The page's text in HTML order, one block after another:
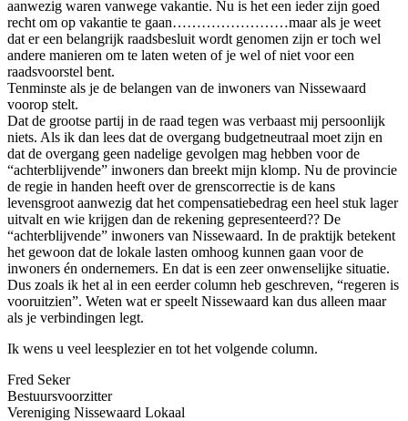
aanwezig waren vanwege vakantie. Nu is het een ieder zijn goed
recht om op vakantie te gaan……………………maar als je weet
dat er een belangrijk raadsbesluit wordt genomen zijn er toch wel
andere manieren om te laten weten of je wel of niet voor een
raadsvoorstel bent.
Tenminste als je de belangen van de inwoners van Nissewaard
voorop stelt.
Dat de grootse partij in de raad tegen was verbaast mij persoonlijk
niets. Als ik dan lees dat de overgang budgetneutraal moet zijn en
dat de overgang geen nadelige gevolgen mag hebben voor de
“achterblijvende” inwoners dan breekt mijn klomp. Nu de provincie
de regie in handen heeft over de grenscorrectie is de kans
levensgroot aanwezig dat het compensatiebedrag een heel stuk lager
uitvalt en wie krijgen dan de rekening gepresenteerd?? De
“achterblijvende” inwoners van Nissewaard. In de praktijk betekent
het gewoon dat de lokale lasten omhoog kunnen gaan voor de
inwoners én ondernemers. En dat is een zeer onwenselijke situatie.
Dus zoals ik het al in een eerder column heb geschreven, “regeren is
vooruitzien”. Weten wat er speelt Nissewaard kan dus alleen maar
als je verbindingen legt.
Ik wens u veel leesplezier en tot het volgende column.
Fred Seker
Bestuursvoorzitter
Vereniging Nissewaard Lokaal